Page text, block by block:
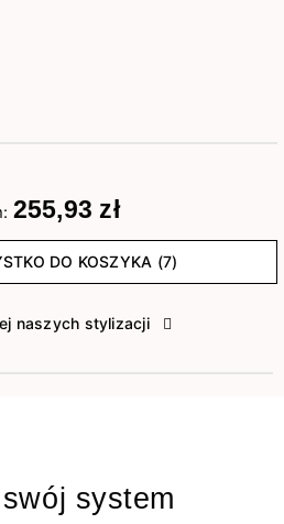
255,93 zł
DO KOSZYKA (7)
naszych stylizacji
system